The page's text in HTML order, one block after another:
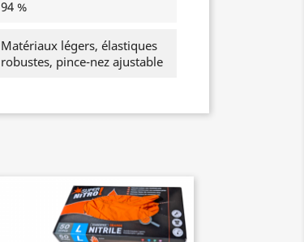
94 %
Matériaux légers, élastiques
robustes, pince-nez ajustable